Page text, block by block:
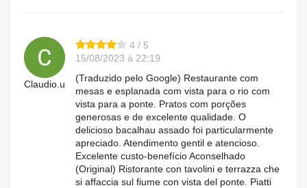
Claudio.u
4 / 5
15/08/2023 à 22:19
(Traduzido pelo Google) Restaurante com
mesas e esplanada com vista para o rio com
vista para a ponte. Pratos com porções
generosas e de excelente qualidade. O
delicioso bacalhau assado foi particularmente
apreciado. Atendimento gentil e atencioso.
Excelente custo-benefício Aconselhado
(Original) Ristorante con tavolini e terrazza che
si affaccia sul fiume con vista del ponte. Piatti